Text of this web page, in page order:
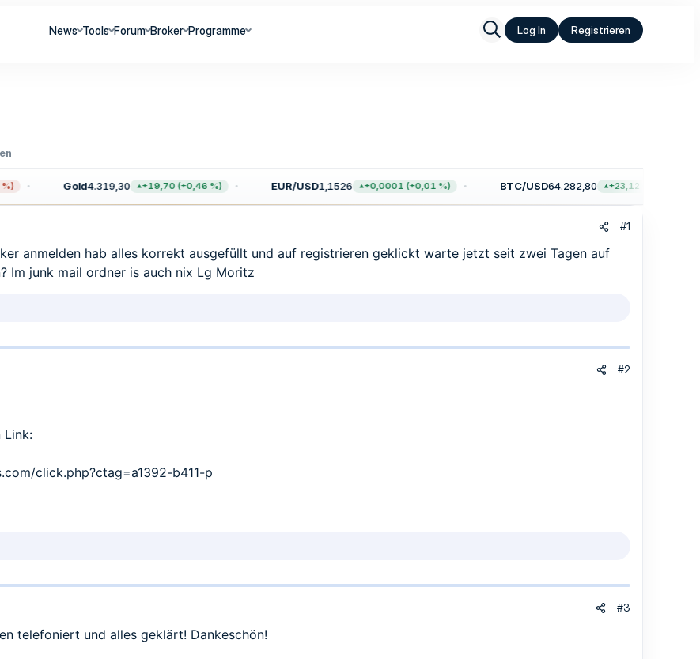
News Tools Forum Broker Programme Log In Registrieren
Gold4.319,30 +19,70 (+0,46 %) EUR/USD1,1526 +0,0001 (+0,01 %) BTC/USD64.282,80 +23,12 (+0,04 %)
#1
anmelden hab alles korrekt ausgefüllt und auf registrieren geklickt warte jetzt seit zwei Tagen auf
Im junk mail ordner is auch nix Lg Moritz
#2
Link:
click.php?ctag=a1392-b411-p
#3
telefoniert und alles geklärt! Dankeschön!